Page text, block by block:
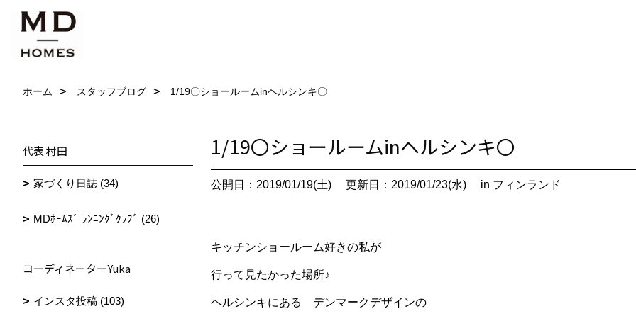
ホーム スタッフブログ 1/19〇ショールームinヘルシンキ〇
1/19〇ショールームinヘルシンキ〇
公開日：2019/01/19(土) 更新日：2019/01/23(水) in フィンランド
キッチンショールーム好きの私が
行って見たかった場所♪
ヘルシンキにある デンマークデザインの
代表 村田
家づくり日誌 (34)
MDﾎｰﾑｽﾞ ﾗﾝﾆﾝｸﾞｸﾗﾌﾞ (26)
コーディネーターYuka
インスタ投稿 (103)